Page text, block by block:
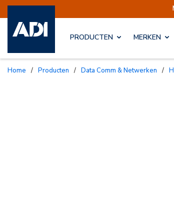
Mededeling |
PRODUCTEN MERKEN
Home / Producten / Data Comm & Netwerken /